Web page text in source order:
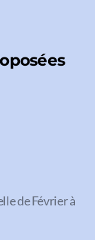
de Février à